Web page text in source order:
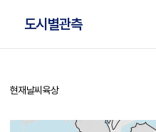
도시별관측
홈
현재날씨 육상